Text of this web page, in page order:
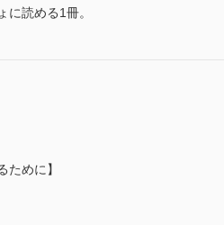
読める1冊。
めに】